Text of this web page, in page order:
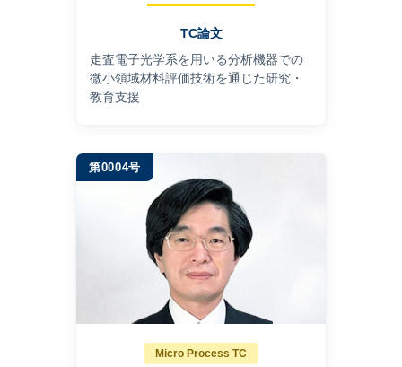
TC論文
走査電子光学系を用いる分析機器での
微小領域材料評価技術を通じた研究・
教育支援
第0004号
Micro Process TC